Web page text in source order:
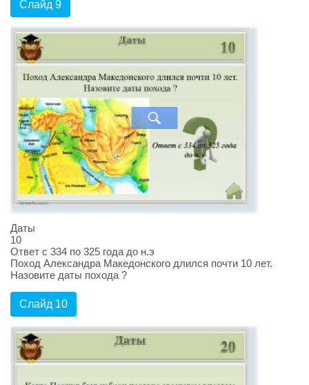
Слайд 9
Даты
10
Ответ с 334 по 325 года до н.э
Поход Александра Македонского длился почти 10 лет.
Назовите даты похода ?
Слайд 10